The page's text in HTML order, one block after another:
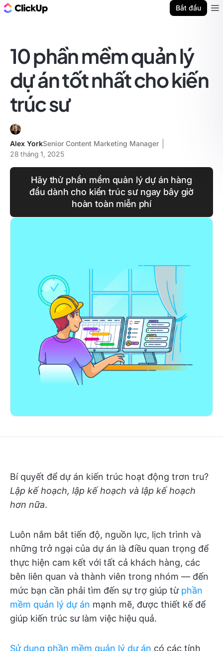
Bắt đầu
10 phần mềm quản lý
dự án tốt nhất cho kiến
trúc sư
Alex YorkSenior Content Marketing Manager
28 tháng 1, 2025
Hãy thử phần mềm quản lý dự án hàng
đầu dành cho kiến trúc sư ngay bây giờ
hoàn toàn miễn phí
Bí quyết để dự án kiến trúc hoạt động trơn tru?
Lập kế hoạch, lập kế hoạch và lập kế hoạch
hơn nữa.
Luôn nắm bắt tiến độ, nguồn lực, lịch trình và
những trở ngại của dự án là điều quan trọng để
thực hiện cam kết với tất cả khách hàng, các
bên liên quan và thành viên trong nhóm — đến
mức bạn cần phải tìm đến sự trợ giúp từ phần
mềm quản lý dự án mạnh mẽ, được thiết kế để
giúp kiến trúc sư làm việc hiệu quả.
Sử dụng phần mềm quản lý dự án có các tính